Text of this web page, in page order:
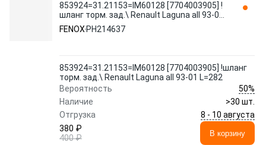
853924=31.21153=IM60128 [7704003905] !
шланг торм. зад.\ Renault Laguna all 93-01
L=282 PH214637 FENOX
FENOX PH214637
853924=31.21153=IM60128 [7704003905] !шланг
торм. зад.\ Renault Laguna all 93-01 L=282
Вероятность
50%
Наличие
>30 шт.
Отгрузка
8 - 10 августа
380 ₽
400 ₽
В корзину